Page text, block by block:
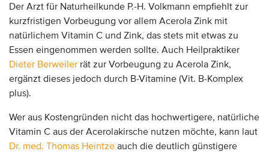
Der Arzt für Naturheilkunde P.-H. Volkmann empfiehlt zur
kurzfristigen Vorbeugung vor allem Acerola Zink mit
natürlichem Vitamin C und Zink, das stets mit etwas zu
Essen eingenommen werden sollte. Auch Heilpraktiker
Dieter Berweiler rät zur Vorbeugung zu Acerola Zink,
ergänzt dieses jedoch durch B-Vitamine (Vit. B-Komplex
plus).
Wer aus Kostengründen nicht das hochwertigere, natürliche
Vitamin C aus der Acerolakirsche nutzen möchte, kann laut
Dr. med. Thomas Heintze auch die deutlich günstigere